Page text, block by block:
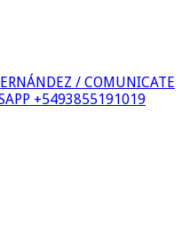
/ COMUNICATE
+5493855191019